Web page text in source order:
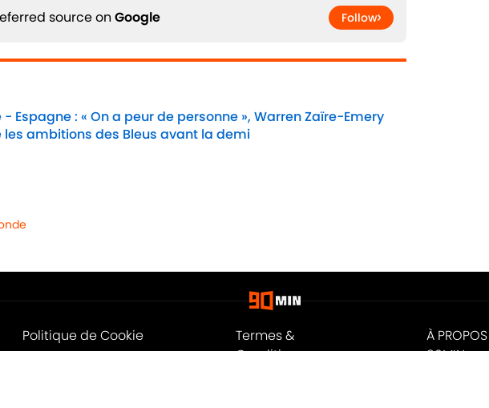
source on Google Follow
- Espagne : « On a peur de personne », Warren Zaïre-Emery
les ambitions des Bleus avant la demi
Politique de Cookie
Termes &
Conditions
À
90MIN